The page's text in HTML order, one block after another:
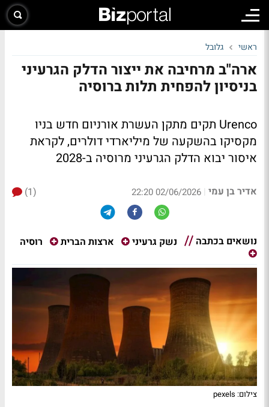
ראשי גלובל
ארה"ב מרחיבה את ייצור הדלק הגרעיני
בניסיון להפחית תלות ברוסיה
Urenco תקים מתקן העשרת אורניום חדש בניו
מקסיקו בהשקעה של מיליארדי דולרים, לקראת
איסור יבוא הדלק הגרעיני מרוסיה ב-2028
אדיר בן עמי |
02/06/2026 22:20
(1)
נושאים בכתבה נשק גרעיני ארצות הברית רוסיה
צילום: pexels